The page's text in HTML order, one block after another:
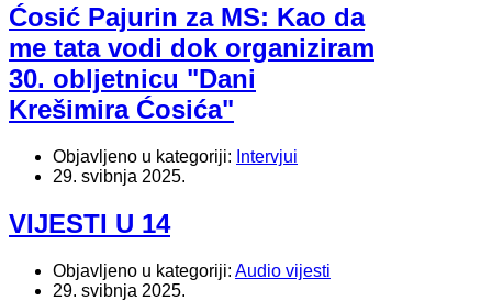
Ćosić Pajurin za MS: Kao da
me tata vodi dok organiziram
30. obljetnicu "Dani
Krešimira Ćosića"
Objavljeno u kategoriji: Intervjui
29. svibnja 2025.
VIJESTI U 14
Objavljeno u kategoriji: Audio vijesti
29. svibnja 2025.